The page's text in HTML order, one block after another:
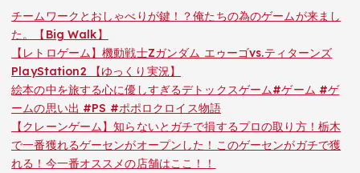
チームワークとおしゃべりが鍵！？俺たちの為のゲームが来まし
た。【Big Walk】
【レトロゲーム】機動戦士Zガンダム エゥーゴvs.ティターンズ
PlayStation2 【ゆっくり実況】
絵本の中を旅する心に優しすぎるデトックスゲーム#ゲーム #ゲ
ームの思い出 #PS #ポポロクロイス物語
【クレーンゲーム】知らないとガチで損するプロの取り方！栃木
で一番獲れるゲーセンがオープンした！このゲーセンがガチで獲
れる！今一番オススメの店舗はここ！！